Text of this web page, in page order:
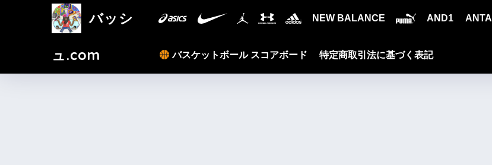
バッシ
ュ.com
NEW BALANCE AND1 ANTA
バスケットボール スコアボード 特定商取引法に基づく表記